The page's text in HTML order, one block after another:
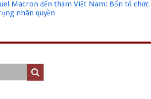
Macron đến thăm Việt Nam: Bốn tổ
nhân quyền